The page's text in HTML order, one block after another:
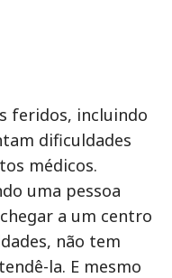
feridos, incluindo
dificuldades
médicos.
uma pessoa
a um centro
não tem
la. E mesmo